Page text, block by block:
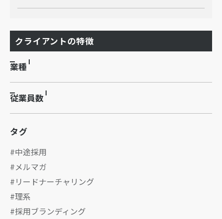
クライアントの特徴
業種
従業員数
タグ
中途採用
メルマガ
リードナーチャリング
理系
採用ブランディング